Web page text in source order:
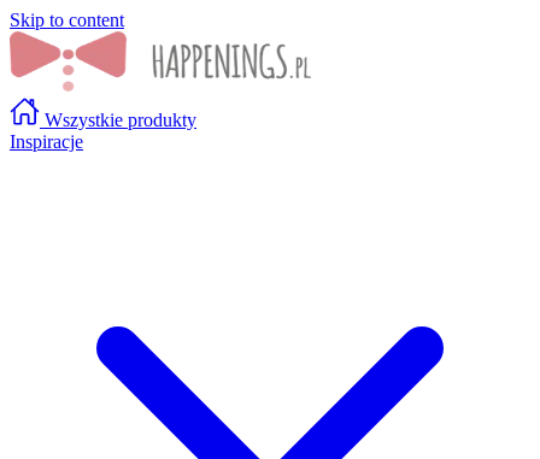
Skip to content
Wszystkie produkty
Inspiracje